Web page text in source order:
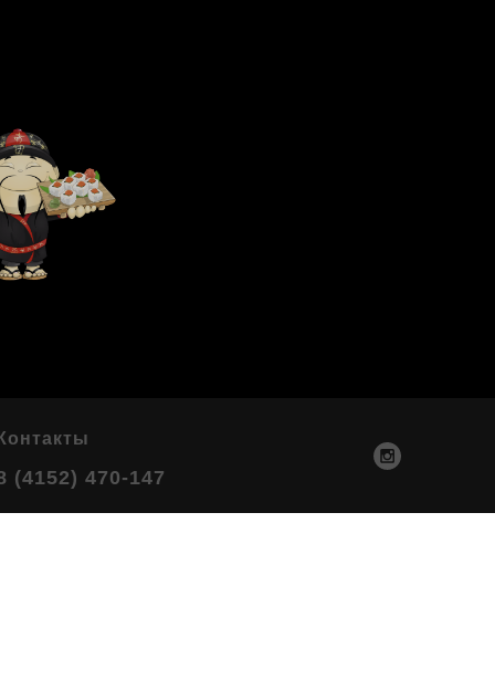
Контакты
(4152) 470-147